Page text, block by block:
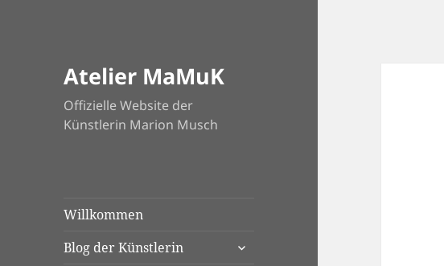
Atelier MaMuK
Offizielle Website der
Künstlerin Marion Musch
Willkommen
Blog der Künstlerin
untermenü